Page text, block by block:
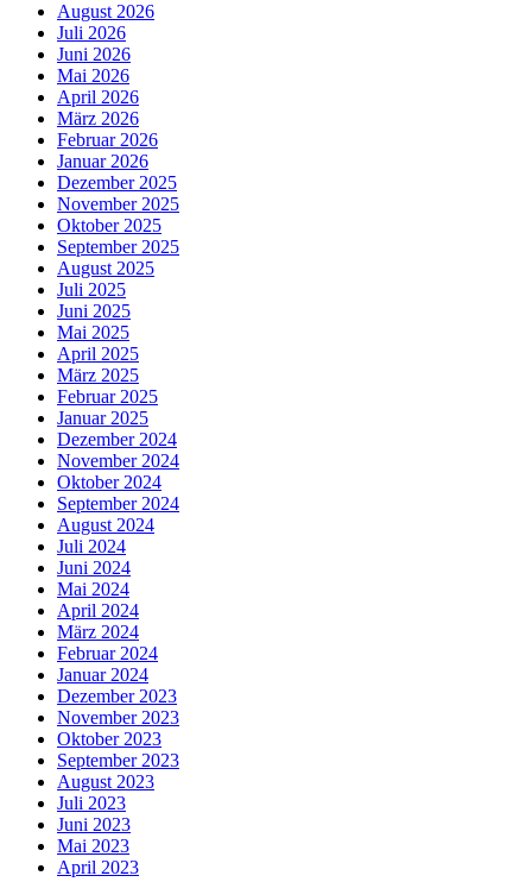
August 2026
Juli 2026
Juni 2026
Mai 2026
April 2026
März 2026
Februar 2026
Januar 2026
Dezember 2025
November 2025
Oktober 2025
September 2025
August 2025
Juli 2025
Juni 2025
Mai 2025
April 2025
März 2025
Februar 2025
Januar 2025
Dezember 2024
November 2024
Oktober 2024
September 2024
August 2024
Juli 2024
Juni 2024
Mai 2024
April 2024
März 2024
Februar 2024
Januar 2024
Dezember 2023
November 2023
Oktober 2023
September 2023
August 2023
Juli 2023
Juni 2023
Mai 2023
April 2023